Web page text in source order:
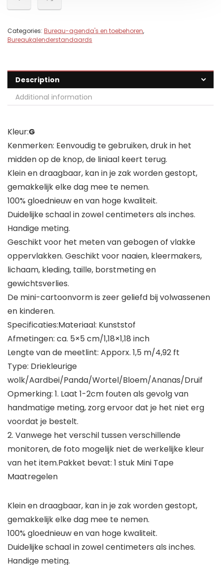
Categories: Bureau-agenda's en toebehoren,
Bureaukalenderstandaards
Description
Additional information
Kleur:G
Kenmerken: Eenvoudig te gebruiken, druk in het
midden op de knop, de liniaal keert terug.
Klein en draagbaar, kan in je zak worden gestopt,
gemakkelijk elke dag mee te nemen.
100% gloednieuw en van hoge kwaliteit.
Duidelijke schaal in zowel centimeters als inches.
Handige meting.
Geschikt voor het meten van gebogen of vlakke
oppervlakken. Geschikt voor naaien, kleermakers,
lichaam, kleding, taille, borstmeting en
gewichtsverlies.
De mini-cartoonvorm is zeer geliefd bij volwassenen
en kinderen.
Specificaties:Materiaal: Kunststof
Afmetingen: ca. 5×5 cm/1,18×1,18 inch
Lengte van de meetlint: Apporx. 1,5 m/4,92 ft
Type: Driekleurige
wolk/Aardbei/Panda/Wortel/Bloem/Ananas/Druif
Opmerking: 1. Laat 1-2cm fouten als gevolg van
handmatige meting, zorg ervoor dat je het niet erg
voordat je bestelt.
2. Vanwege het verschil tussen verschillende
monitoren, de foto mogelijk niet de werkelijke kleur
van het item.Pakket bevat: 1 stuk Mini Tape
Maatregelen
Klein en draagbaar, kan in je zak worden gestopt,
gemakkelijk elke dag mee te nemen.
100% gloednieuw en van hoge kwaliteit.
Duidelijke schaal in zowel centimeters als inches.
Handige meting.